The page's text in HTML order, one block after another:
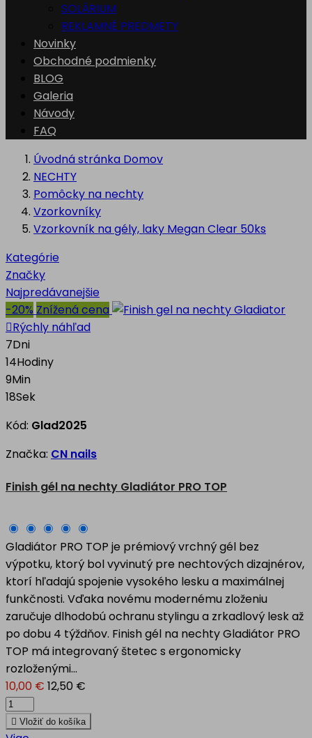
SOLÁRIUM
REKLAMNÉ PREDMETY
Novinky
Obchodné podmienky
BLOG
Galeria
Návody
FAQ
Úvodná stránka Domov
NECHTY
Pomôcky na nechty
Vzorkovníky
Vzorkovník na gély, laky Megan Clear 50ks
Kategórie
Značky
Najpredávanejšie
-20% Znížená cena
Rýchly náhľad
7Dni
14Hodiny
9Min
17Sek
Kód: Glad2025
Značka: CN nails
Finish gél na nechty Gladiátor PRO TOP
Gladiátor PRO TOP je prémiový vrchný gél bez
výpotku, ktorý bol vyvinutý pre nechtových dizajnérov,
ktorí hľadajú spojenie vysokého lesku a maximálnej
funkčnosti. Vďaka novému modernému zloženiu
zaručuje dlhodobú ochranu stylingu a zrkadlový lesk až
po dobu 4 týždňov. Finish gél na nechty Gladiátor PRO
TOP má integrovaný štetec s ergonomicky
rozloženými...
10,00 € 12,50 €
 Vložiť do košíka